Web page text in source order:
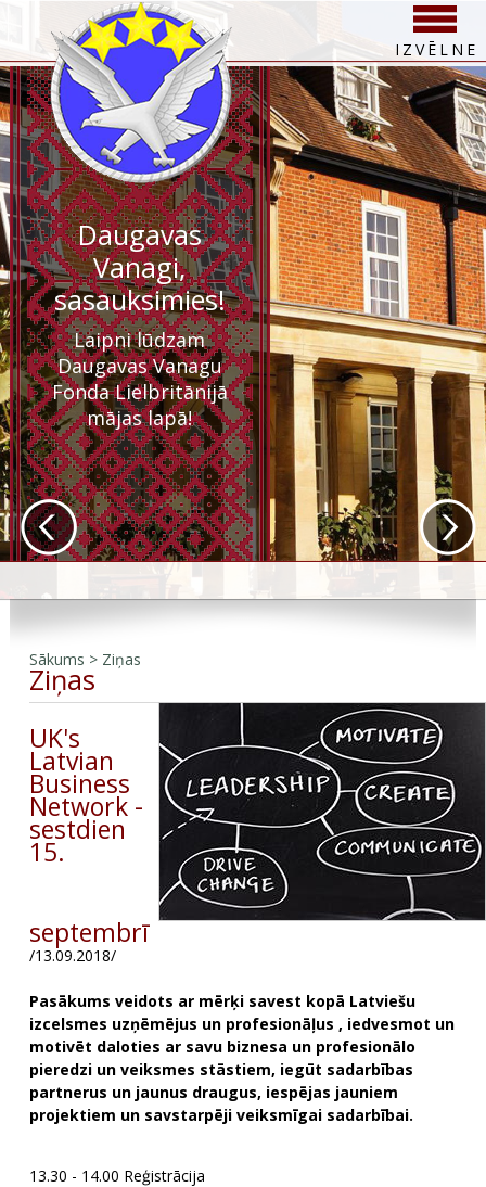
Daugavas
Vanagi,
sasauksimies!
Laipni lūdzam
Daugavas Vanagu
Fonda Lielbritānijā
mājas lapā!
IZVĒLNE
Sākums > Ziņas
Ziņas
UK's
Latvian
Business
Network -
sestdien
15.
septembrī
/13.09.2018/
Pasākums veidots ar mērķi savest kopā Latviešu
izcelsmes uzņēmējus un profesionāļus , iedvesmot un
motivēt daloties ar savu biznesa un profesionālo
pieredzi un veiksmes stāstiem, iegūt sadarbības
partnerus un jaunus draugus, iespējas jauniem
projektiem un savstarpēji veiksmīgai sadarbībai.
13.30 - 14.00 Reģistrācija